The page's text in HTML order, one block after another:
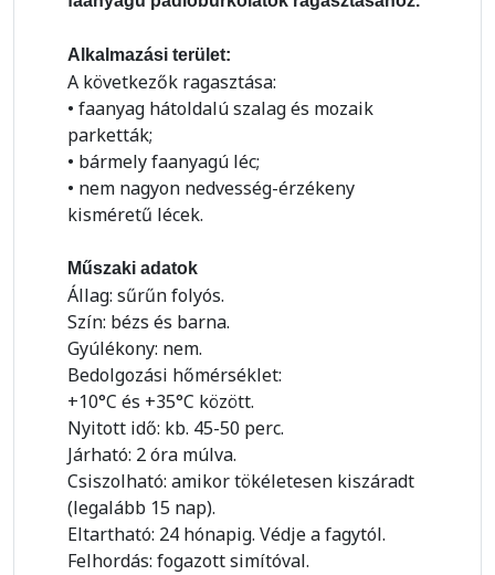
Alkalmazási terület:
A következők ragasztása:
• faanyag hátoldalú szalag és mozaik
parketták;
• bármely faanyagú léc;
• nem nagyon nedvesség-érzékeny
kisméretű lécek.
Műszaki adatok
Állag: sűrűn folyós.
Szín: bézs és barna.
Gyúlékony: nem.
Bedolgozási hőmérséklet:
+10°C és +35°C között.
Nyitott idő: kb. 45-50 perc.
Járható: 2 óra múlva.
Csiszolható: amikor tökéletesen kiszáradt
(legalább 15 nap).
Eltartható: 24 hónapig. Védje a fagytól.
Felhordás: fogazott simítóval.